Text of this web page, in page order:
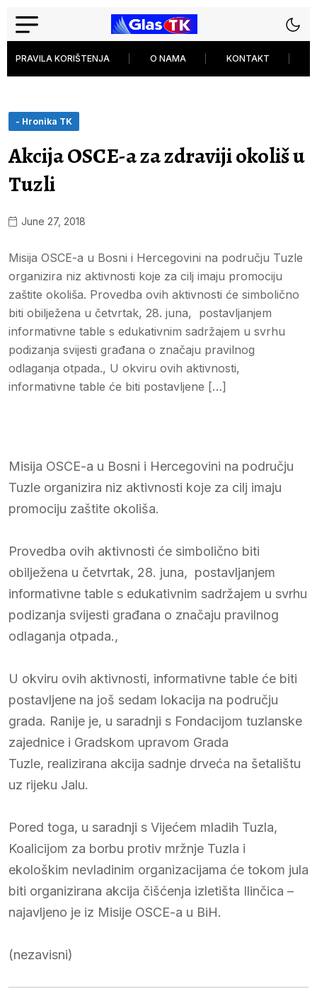
PRAVILA KORIŠTENJA O NAMA KONTAKT
- Hronika TK
Akcija OSCE-a za zdraviji okoliš u
Tuzli
June 27, 2018
Misija OSCE-a u Bosni i Hercegovini na području Tuzle
organizira niz aktivnosti koje za cilj imaju promociju
zaštite okoliša. Provedba ovih aktivnosti će simbolično
biti obilježena u četvrtak, 28. juna, postavljanjem
informativne table s edukativnim sadržajem u svrhu
podizanja svijesti građana o značaju pravilnog
odlaganja otpada., U okviru ovih aktivnosti,
informativne table će biti postavljene […]
Misija OSCE-a u Bosni i Hercegovini na području
Tuzle organizira niz aktivnosti koje za cilj imaju
promociju zaštite okoliša.
Provedba ovih aktivnosti će simbolično biti
obilježena u četvrtak, 28. juna, postavljanjem
informativne table s edukativnim sadržajem u svrhu
podizanja svijesti građana o značaju pravilnog
odlaganja otpada.,
U okviru ovih aktivnosti, informativne table će biti
postavljene na još sedam lokacija na području
grada. Ranije je, u saradnji s Fondacijom tuzlanske
zajednice i Gradskom upravom Grada
Tuzle, realizirana akcija sadnje drveća na šetalištu
uz rijeku Jalu.
Pored toga, u saradnji s Vijećem mladih Tuzla,
Koalicijom za borbu protiv mržnje Tuzla i
ekološkim nevladinim organizacijama će tokom jula
biti organizirana akcija čišćenja izletišta Ilinčica –
najavljeno je iz Misije OSCE-a u BiH.
(nezavisni)